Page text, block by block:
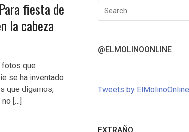
fiesta de
la cabeza
fotos que
se ha inventado
que digamos,
[…]
Search
for:
@ELMOLINOONLINE
Tweets by ElMolinoOnline
EXTRAÑO